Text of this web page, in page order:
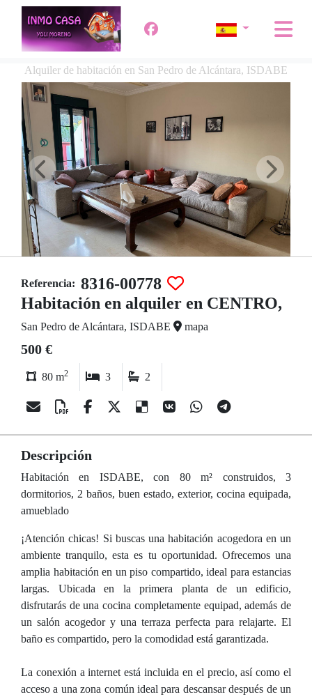
Alquiler de habitación en San Pedro de Alcántara, ISDABE
Referencia: 8316-00778
Habitación en alquiler en CENTRO,
San Pedro de Alcántara, ISDABE mapa
500 €
80 m2 3 2
Descripción
Habitación en ISDABE, con 80 m² construidos, 3
dormitorios, 2 baños, buen estado, exterior, cocina equipada,
amueblado
¡Atención chicas! Si buscas una habitación acogedora en un
ambiente tranquilo, esta es tu oportunidad. Ofrecemos una
amplia habitación en un piso compartido, ideal para estancias
largas. Ubicada en la primera planta de un edificio,
disfrutarás de una cocina completamente equipad, además de
un salón acogedor y una terraza perfecta para relajarte. El
baño es compartido, pero la comodidad está garantizada.
La conexión a internet está incluida en el precio, así como el
acceso a una zona común ideal para descansar después de un